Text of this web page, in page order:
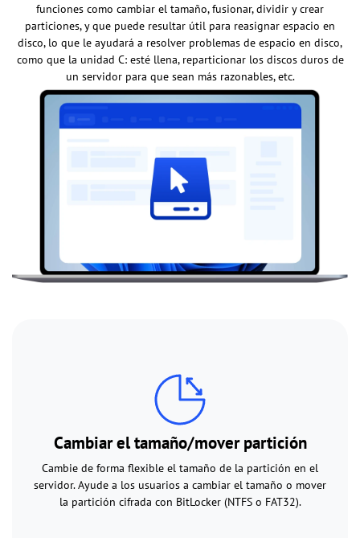
funciones como cambiar el tamaño, fusionar, dividir y crear
particiones, y que puede resultar útil para reasignar espacio en
disco, lo que le ayudará a resolver problemas de espacio en disco,
como que la unidad C: esté llena, reparticionar los discos duros de
un servidor para que sean más razonables, etc.
Cambiar el tamaño/mover partición
Cambie de forma flexible el tamaño de la partición en el
servidor. Ayude a los usuarios a cambiar el tamaño o mover
la partición cifrada con BitLocker (NTFS o FAT32).